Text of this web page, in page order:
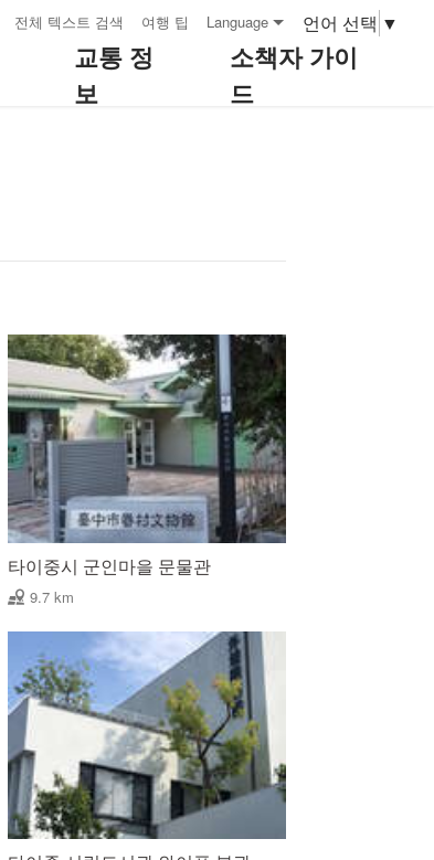
전체 텍스트 검색 여행 팁 Language 언어 선택 ▼
교통 정
보
소책자 가이
드
타이중시 군인마을 문물관
9.7 km